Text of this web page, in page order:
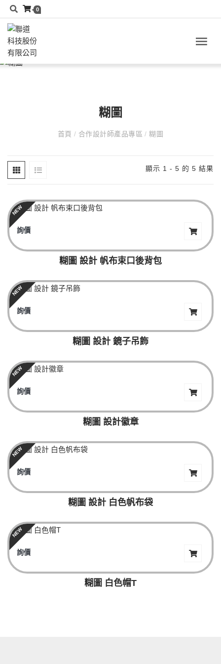
0
糊圖
首頁/ 合作設計師產品專區/ 糊圖
顯示 1 - 5 的 5 結果
NEW
詢價
糊圖 設計 帆布束口後背包
NEW
詢價
糊圖 設計 鏡子吊飾
NEW
詢價
糊圖 設計徽章
NEW
詢價
糊圖 設計 白色帆布袋
NEW
詢價
糊圖 白色帽T